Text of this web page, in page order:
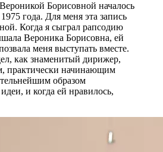
Борисовной началось
года. Для меня эта запись
Когда я сыграл рапсодию
Вероника Борисовна, ей
меня выступать вместе.
как знаменитый дирижер,
практически начинающим
образом
и когда ей нравилось,